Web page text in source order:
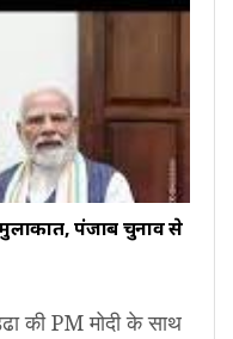
मुलाकात, पंजाब चुनाव से
की PM मोदी के साथ